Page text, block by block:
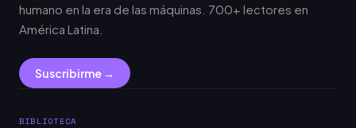
humano en la era de las máquinas. 700+ lectores en
América Latina.
Suscribirme →
BIBLIOTECA